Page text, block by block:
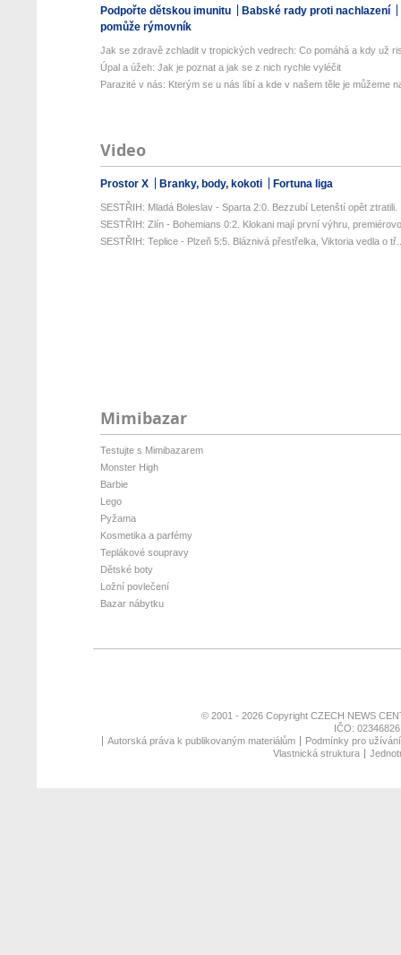
Podpořte dětskou imunitu
Babské rady proti nachlazení
pomůže rýmovník
Jak se zdravě zchladit v tropických vedrech: Co pomáhá a kdy už
Úpal a úžeh: Jak je poznat a jak se z nich rychle vyléčit
Parazité v nás: Kterým se u nás líbí a kde v našem těle je můžeme
Video
Prostor X Branky, body, kokoti Fortuna liga
SESTŘIH: Mladá Boleslav - Sparta 2:0. Bezzubí Letenští opět ztratili.
SESTŘIH: Zlín - Bohemians 0:2. Klokani mají první výhru,
SESTŘIH: Teplice - Plzeň 5:5. Bláznivá přestřelka, Viktoria vedla o
Mimibazar
Testujte s Mimibazarem
Monster High
Barbie
Lego
Pyžama
Kosmetika a parfémy
Teplákové soupravy
Dětské boty
Ložní povlečení
Bazar nábytku
© 2001 - 2026 Copyright CZECH NEWS
IČO:
Autorská práva k publikovaným materiálům
Podmínky pro
Vlastnická struktura